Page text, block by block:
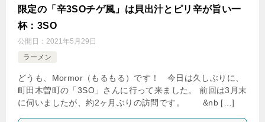
限定の「辛3SOチゲ風」は貝出汁とピリ辛が旨い一
杯：3SO
公開日： 2021年5月29日
ラーメン
どうも、Mormor（もるもる）です！ 今日は久しぶりに、
町田木曽町の「3SO」さんに行って来ました。 前回は3月末
に伺いましたが、約2ヶ月ぶりの訪問です。 &nb […]